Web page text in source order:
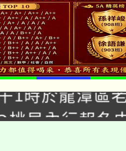
」8/29、30在
場!
1時於龍潭區
。
桃局內行報名